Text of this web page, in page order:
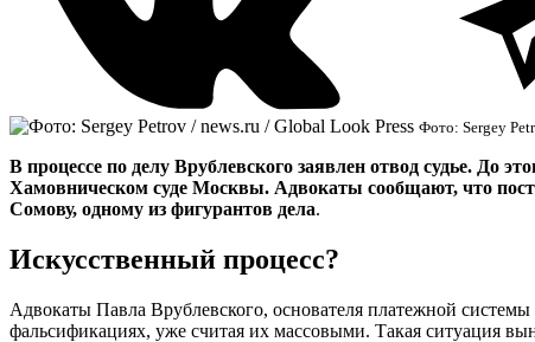
Фото: Sergey
В процессе по делу Врублевского заявлен отвод судье. До
Хамовническом суде Москвы. Адвокаты сообщают, что
Сомову, одному из фигурантов дела.
Искусственный процесс?
Адвокаты Павла Врублевского, основателя платежной
фальсификациях, уже считая их массовыми. Такая ситуация